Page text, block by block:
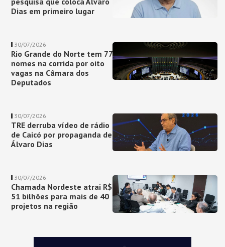
Dias em primeiro lugar
30/07/2026
Rio Grande do Norte tem 77
nomes na corrida por oito
vagas na Câmara dos
Deputados
30/07/2026
TRE derruba vídeo de rádio
de Caicó por propaganda de
Álvaro Dias
30/07/2026
Chamada Nordeste atrai R$
51 bilhões para mais de 40
projetos na região